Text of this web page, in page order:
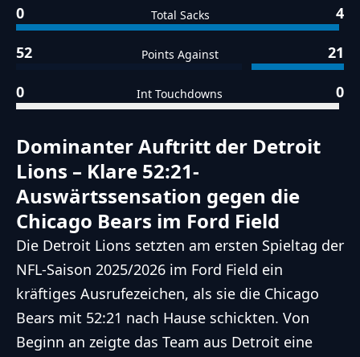
0 Total Sacks 4
52 Points Against 21
0 Int Touchdowns 0
Dominanter Auftritt der Detroit
Lions – Klare 52:21-
Auswärtssensation gegen die
Chicago Bears im Ford Field
Die Detroit Lions setzten am ersten Spieltag der
NFL-Saison 2025/2026 im Ford Field ein
kräftiges Ausrufezeichen, als sie die Chicago
Bears mit 52:21 nach Hause schickten. Von
Beginn an zeigte das Team aus Detroit eine